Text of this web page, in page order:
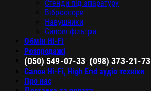
Стенди під апаратуру
Віброопори
Навушники
Силові фільтри
Обмін Hi-Fi
Розпродажі
(050) 549-07-33 (098) 373-21-73
Салон Hi-Fi, High End аудіо техніки
Про нас